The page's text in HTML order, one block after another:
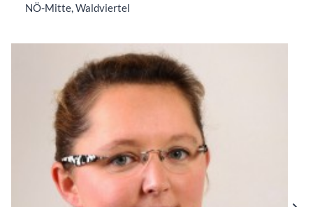
NÖ-Mitte, Waldviertel